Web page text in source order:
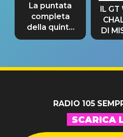
La puntata
completa
della quinta
tappa
IL
DI
RADIO 105
SCARICA